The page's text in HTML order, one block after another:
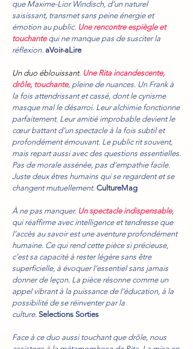
que Maxime-Lior Windisch, d’un naturel
saisissant, transmet sans peine énergie et
émotion au public. Une rencontre espiègle et
touchantequi ne manque pas de susciter la
réflexion. aVoir-aLire
Un duo éblouissant. Une Rita incandescente,
drôle, touchante, pleine de nuances. Un Frank à
la fois attendrissant et cassé, dont le cynisme
masque mal le désarroi. Leur alchimie fonctionne
parfaitement. Leur amitié improbable devient le
cœur battant d’un spectacle à la fois subtil et
profondément émouvant. Le public rit souvent,
mais repart aussi avec des questions essentielles.
Pas de morale assénée, pas d’empathie facile.
Juste deux êtres humains qui se regardent et se
changent mutuellement. CultureMag
À ne pas manquer. Un spectacle indispensable,
qui réaffirme avec intelligence et tendresse que
l’accès au savoir est une aventure profondément
humaine. Ce qui rend cette pièce si précieuse,
c’est sa capacité à rester légère sans être
superficielle, à évoquer l’essentiel sans jamais
donner de leçon. La pièce résonne comme un
appel vibrant à la puissance de l’éducation, à la
possibilité de se réinventer par la
culture. Selections Sorties
Face à ce duo aussi touchant que drôle, nous